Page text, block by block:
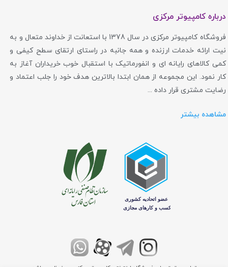
درباره کامپیوتر مرکزی
فروشگاه کامپیوتر مرکزی در سال 1378 با استعانت از خداوند متعال و به
نیت ارائه خدمات ارزنده و همه جانبه در راستای ارتقای سطح کیفی و
کمی کالاهای رایانه ای و انفورماتیک با استقبال خوب خریداران آغاز به
کار نمود. این مجموعه از همان ابتدا بالاترین هدف خود را جلب اعتماد و
رضایت مشتری قرار داده ...
مشاهده بیشتر